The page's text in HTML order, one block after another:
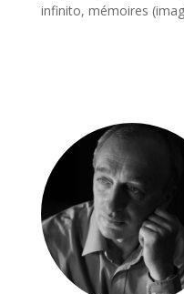
infinito, mémoi­res